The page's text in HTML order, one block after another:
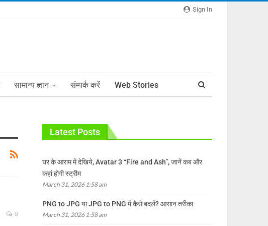
Sign In
सामान्य ज्ञान संम्पर्क करें Web Stories
0
Latest Posts
घर के आराम में देखिये, Avatar 3 “Fire and Ash”, जानें कब और
कहां होगी स्ट्रीम
March 31, 2026 1:58 am
PNG to JPG या JPG to PNG में कैसे बदलें? आसान तरीका
March 31, 2026 1:58 am